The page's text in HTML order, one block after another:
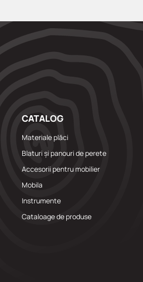
CATALOG
Materiale plăci
Blaturi și panouri de perete
Accesorii pentru mobilier
Mobila
Instrumente
Cataloage de produse